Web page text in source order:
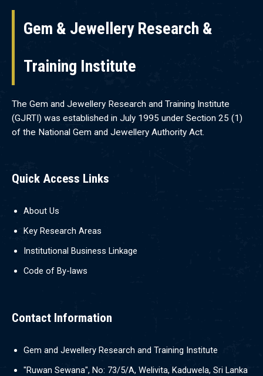
Gem & Jewellery Research &
Training Institute
The Gem and Jewellery Research and Training Institute
(GJRTI) was established in July 1995 under Section 25 (1)
of the National Gem and Jewellery Authority Act.
Quick Access Links
About Us
Key Research Areas
Institutional Business Linkage
Code of By-laws
Contact Information
Gem and Jewellery Research and Training Institute
"Ruwan Sewana", No: 73/5/A, Welivita, Kaduwela, Sri Lanka